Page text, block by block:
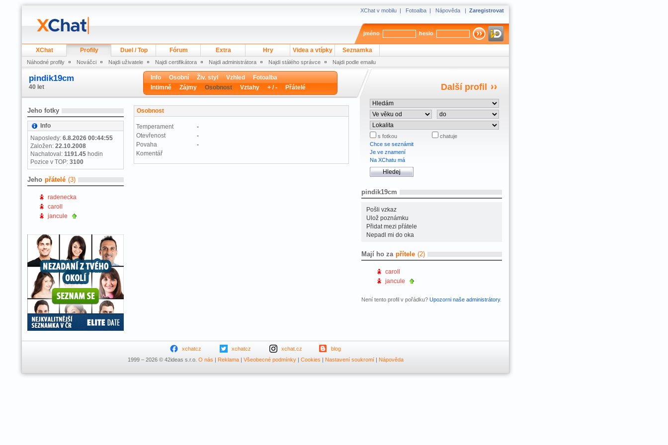
XChat v mobilu | Fotoalba | Nápověda | Zaregistrovat
jméno heslo
XChat Profily Duel / Top Fórum Extra Hry Videa a vtípky Seznamka
Náhodné profily Nováčci Najdi uživatele Najdi certifikátora Najdi administrátora Najdi stálého správce Najdi podle emailu
pindik19cm
40 let
Info Osobní Živ. styl Vzhled
Fotoalba
Intimně
Zájmy Osobnost Vztahy + / - Přátelé Další profil
Jeho fotky
Info
Naposledy: 6.8.2026 00:44:55
Založen: 22.10.2008
Nachatoval: 1191.45 hodin
Pozice v TOP: 3100
Jeho přátelé (3)
radenecka
caroll
jancule
Osobnost
Temperament
-
Otevřenost
-
Povaha
-
Komentář
s fotkou
chatuje
Chce se seznámit
Je ve znamení
Na XChatu má
pindik19cm
Pošli vzkaz
Ulož poznámku
Přidat mezi přátele
Nepadl mi do oka
Mají ho za přítele (2)
caroll
jancule
Není tento profil v pořádku? Upozorni naše administrátory.
xchatcz xchatcz xchat.cz
blog
1999 – 2026 © 42ideas s.r.o. O nás | Reklama| Všeobecné podmínky| Cookies | Nastavení soukromí| Nápověda